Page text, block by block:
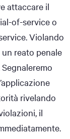
attaccare il
of-service o
Violando
reato penale
rivelando
il